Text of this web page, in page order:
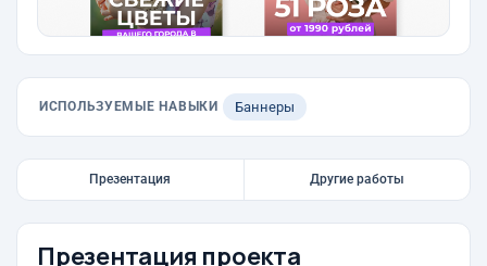
ИСПОЛЬЗУЕМЫЕ НАВЫКИ Баннеры
Презентация Другие работы
Презентация проекта